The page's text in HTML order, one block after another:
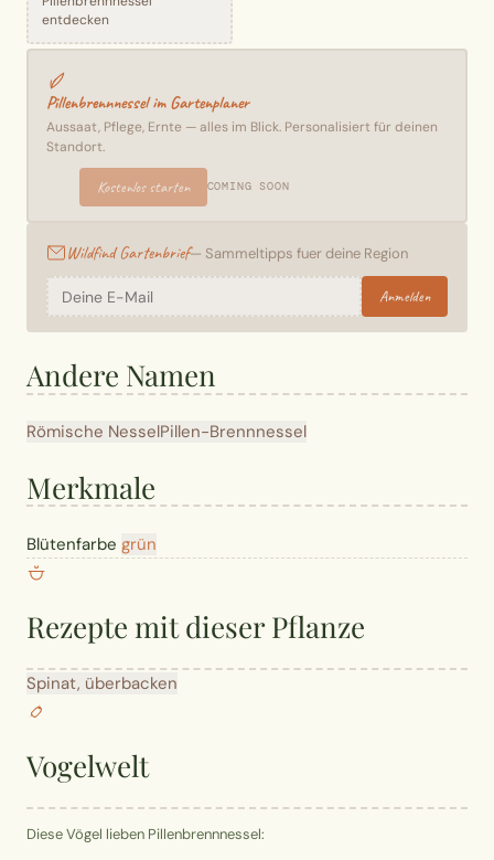
entdecken
Pillenbrennnessel im Gartenplaner
Aussaat, Pflege, Ernte — alles im Blick. Personalisiert für deinen
Standort.
Kostenlos starten COMING SOON
Wildfind Gartenbrief— Sammeltipps fuer deine Region
Anmelden
Andere Namen
Römische NesselPillen-Brennnessel
Merkmale
Blütenfarbe grün
Rezepte mit dieser Pflanze
Spinat, überbacken
Vogelwelt
Diese Vögel lieben Pillenbrennnessel: